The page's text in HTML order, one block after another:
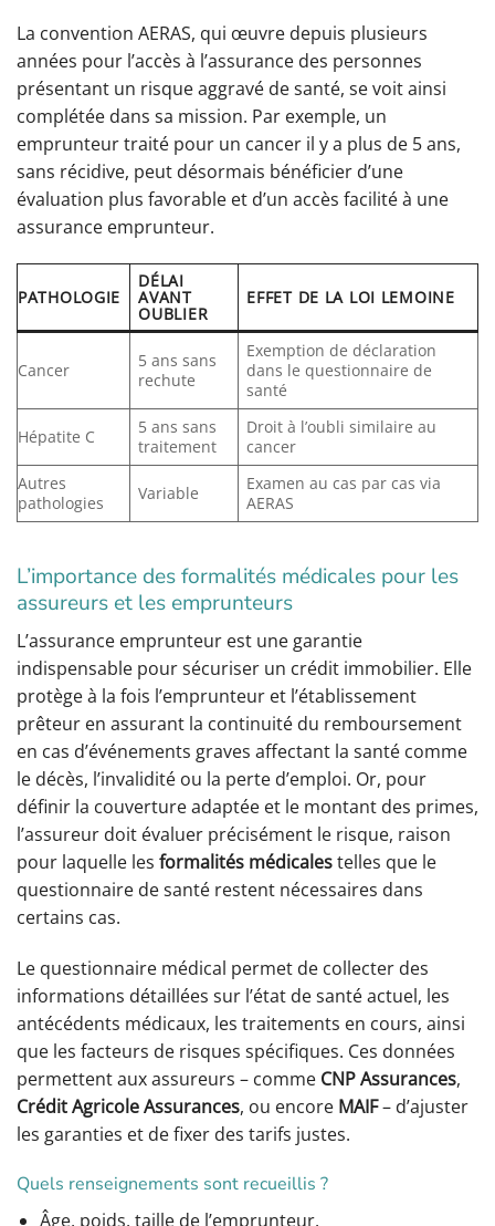
La convention AERAS, qui œuvre depuis plusieurs
années pour l’accès à l’assurance des personnes
présentant un risque aggravé de santé, se voit ainsi
complétée dans sa mission. Par exemple, un
emprunteur traité pour un cancer il y a plus de 5 ans,
sans récidive, peut désormais bénéficier d’une
évaluation plus favorable et d’un accès facilité à une
assurance emprunteur.
PATHOLOGIE
DÉLAI
AVANT
OUBLIER
EFFET DE LA LOI LEMOINE
Cancer
5 ans sans
rechute
Exemption de déclaration
dans le questionnaire de
santé
Hépatite C
5 ans sans
traitement
Droit à l’oubli similaire au
cancer
Autres
pathologies
Variable
Examen au cas par cas via
AERAS
L’importance des formalités médicales pour les
assureurs et les emprunteurs
L’assurance emprunteur est une garantie
indispensable pour sécuriser un crédit immobilier. Elle
protège à la fois l’emprunteur et l’établissement
prêteur en assurant la continuité du remboursement
en cas d’événements graves affectant la santé comme
le décès, l’invalidité ou la perte d’emploi. Or, pour
définir la couverture adaptée et le montant des primes,
l’assureur doit évaluer précisément le risque, raison
pour laquelle les formalités médicalestelles que le
questionnaire de santé restent nécessaires dans
certains cas.
Le questionnaire médical permet de collecter des
informations détaillées sur l’état de santé actuel, les
antécédents médicaux, les traitements en cours, ainsi
que les facteurs de risques spécifiques. Ces données
permettent aux assureurs – comme CNP Assurances,
Crédit Agricole Assurances, ou encore MAIF– d’ajuster
les garanties et de fixer des tarifs justes.
Quels renseignements sont recueillis ?
Âge, poids, taille de l’emprunteur.